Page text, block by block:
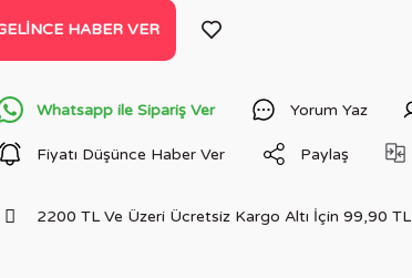
HABER VER
Whatsapp ile Sipariş Ver Yorum Yaz
Fiyatı Düşünce Haber Ver Paylaş
2200 TL Ve Üzeri Ücretsiz Kargo Altı İçin 99,90 TL